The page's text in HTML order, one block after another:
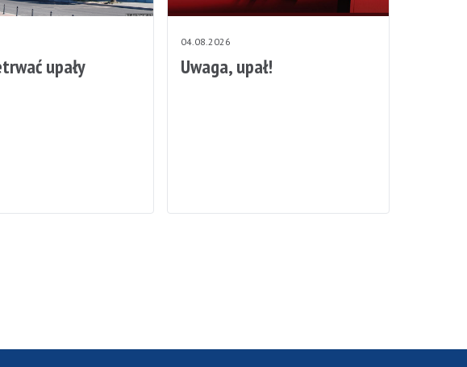
upały
04.08.2026
Uwaga, upał!